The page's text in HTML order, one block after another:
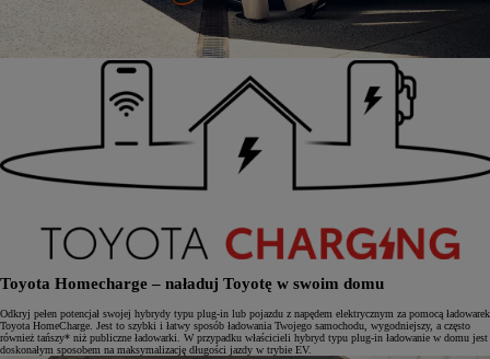
Toyota Homecharge – naładuj Toyotę w swoim domu
Odkryj pełen potencjał swojej hybrydy typu plug-in lub pojazdu z napędem elektrycznym za pomocą ładowarek
Toyota HomeCharge. Jest to szybki i łatwy sposób ładowania Twojego samochodu, wygodniejszy, a często
również tańszy* niż publiczne ładowarki. W przypadku właścicieli hybryd typu plug-in ładowanie w domu jest
doskonałym sposobem na maksymalizację długości jazdy w trybie EV.